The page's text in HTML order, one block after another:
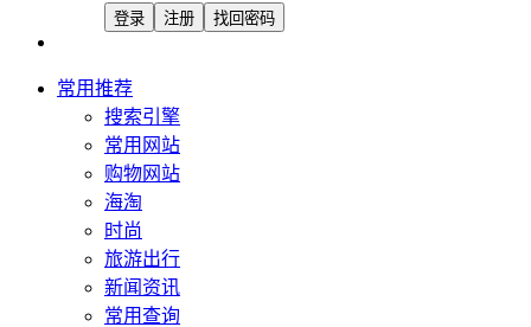
登录 注册 找回密码
常用推荐
搜索引擎
常用网站
购物网站
海淘
时尚
旅游出行
新闻资讯
常用查询